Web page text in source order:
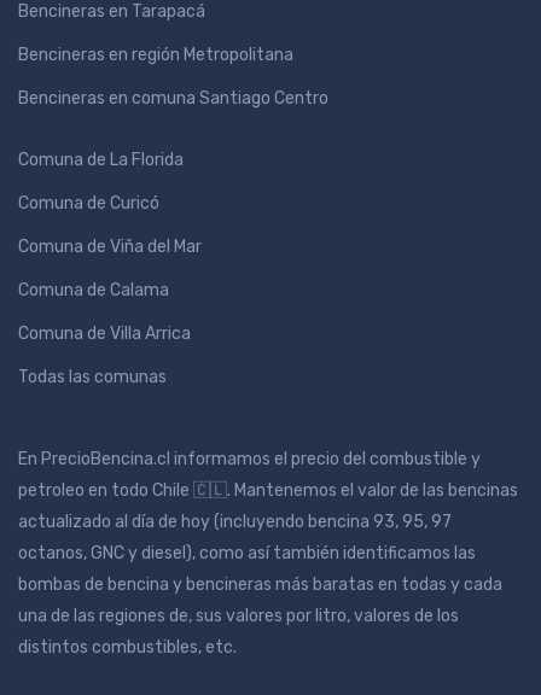
Bencineras en Tarapacá
Bencineras en región Metropolitana
Bencineras en comuna Santiago Centro
Comuna de La Florida
Comuna de Curicó
Comuna de Viña del Mar
Comuna de Calama
Comuna de Villa Arrica
Todas las comunas
En PrecioBencina.cl informamos el precio del combustible y
petroleo en todo Chile 🇨🇱. Mantenemos el valor de las bencinas
actualizado al día de hoy (incluyendo bencina 93, 95, 97
octanos, GNC y diesel), como así también identificamos las
bombas de bencina y bencineras más baratas en todas y cada
una de las regiones de, sus valores por litro, valores de los
distintos combustibles, etc.